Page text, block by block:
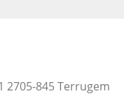
2705-845 Terrugem